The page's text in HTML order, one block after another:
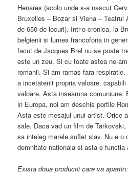
Henares (acolo unde s-a nascut
Bruxelles – Bozar si Viena – Teatrul
de 650 de locuri). Intr-o cronica, la
belgienii si lumea francofona in
facut de Jacques Brel nu se poate
este un zeu. Si cu toate astea ne-
romanii. Si am ramas fara
a incetatenit propria valoare,
valoare. Asta inseamna comuniune.
in Europa, noi am deschis portile
Asta este mesajul unui artist. Orice
sale. Daca vad un film de
sa inteleg marele suflet slav. Nu e o
demnitate nationala si asta e functia
Exista doua productii care va